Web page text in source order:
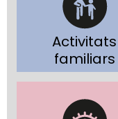
Activitats
familiars